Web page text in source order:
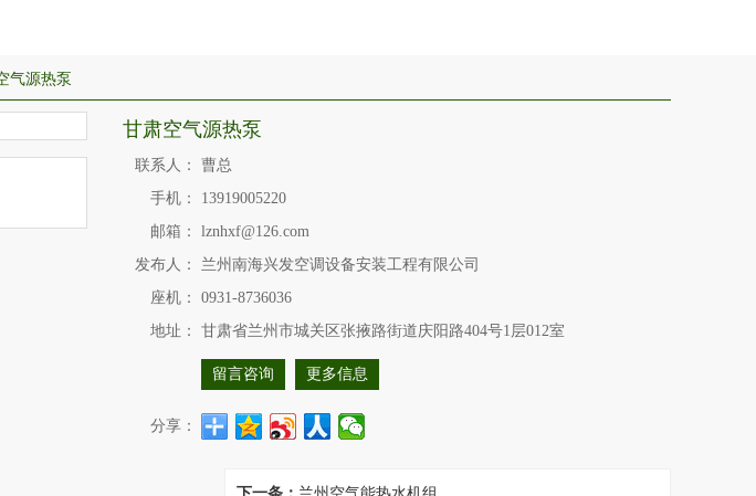
气源热泵
甘肃空气源热泵
联系人：
曹总
手机：
13919005220
邮箱：
lznhxf@126.com
发布人：
兰州南海兴发空调设备安装工程有限公司
座机：
0931-8736036
地址：
甘肃省兰州市城关区张掖路街道庆阳路404号1层012室
留言咨询 更多信息
分享：
下一条： 兰州空气能热水机组